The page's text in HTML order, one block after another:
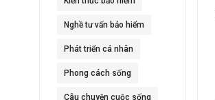
Nghề tư vấn bảo hiểm
Phát triển cá nhân
Phong cách sống
Câu chuyện cuộc sống